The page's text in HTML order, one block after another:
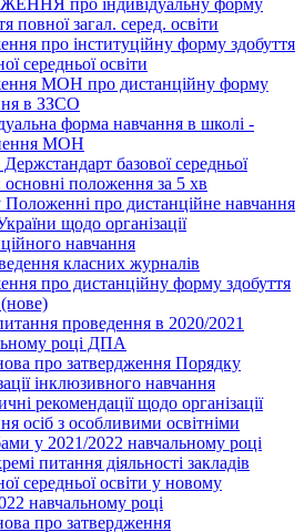
повної загал. серед. освіти
про інституційну форму здобуття
середньої освіти
МОН про дистанційну форму
в ЗЗСО
форма навчання в школі -
МОН
базової середньої
основні положення за 5 хв
про дистанційне навчання
щодо організації
навчання
класних журналів
про дистанційну форму здобуття
(нове)
проведення в 2020/2021
році ДПА
про затвердження Порядку
інклюзивного навчання
рекомендації щодо організації
осіб з особливими освітніми
у 2021/2022 навчальному році
питання діяльності закладів
середньої освіти у новому
навчальному році
про затвердження